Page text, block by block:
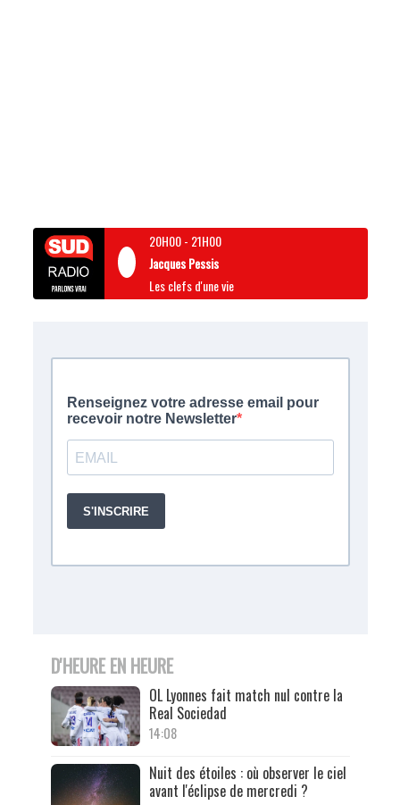
20H00- 21H00
Jacques Pessis
Les clefs d'une vie
D'HEURE EN HEURE
OL Lyonnes fait match nul contre la
Real Sociedad
14:08
Nuit des étoiles : où observer le ciel
avant l'éclipse de mercredi ?